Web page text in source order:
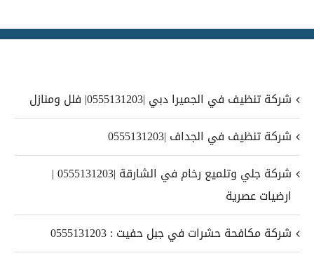
شركة تنظيف في الجميرا دبي |0555131203| فلل ومنازل
شركة تنظيف في الجداف |0555131203
شركة جلي وتلميع رخام في الشارقة |0555131203 |
ارضيات عصرية
شركة مكافحة حشرات في جبل حفيت : 0555131203